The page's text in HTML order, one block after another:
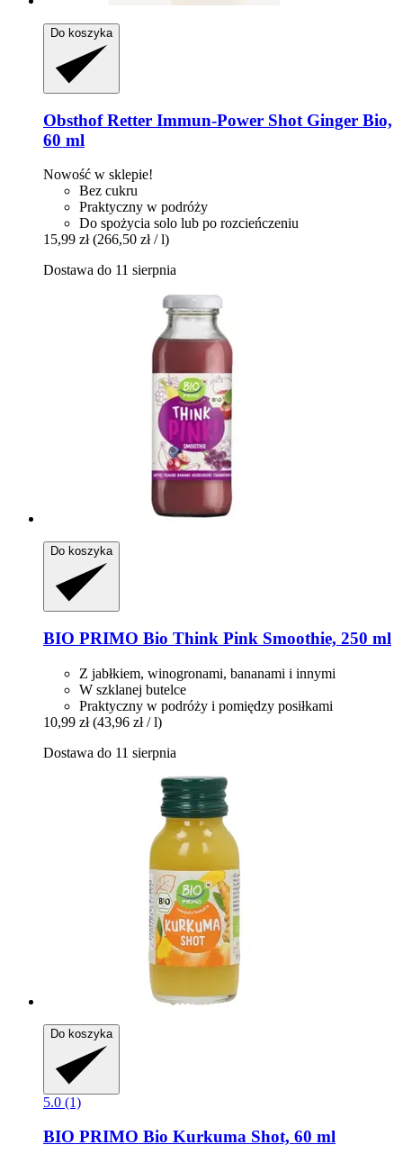
Do koszyka
Obsthof Retter Immun-​Power Shot Ginger Bio,
60 ml
Nowość w sklepie!
Bez cukru
Praktyczny w podróży
Do spożycia solo lub po rozcieńczeniu
15,99 zł (266,50 zł / l)
Dostawa do 11 sierpnia
Do koszyka
BIO PRIMO Bio Think Pink Smoothie, 250 ml
Z jabłkiem, winogronami, bananami i innymi
W szklanej butelce
Praktyczny w podróży i pomiędzy posiłkami
10,99 zł (43,96 zł / l)
Dostawa do 11 sierpnia
Do koszyka
5.0 (1)
BIO PRIMO Bio Kurkuma Shot, 60 ml